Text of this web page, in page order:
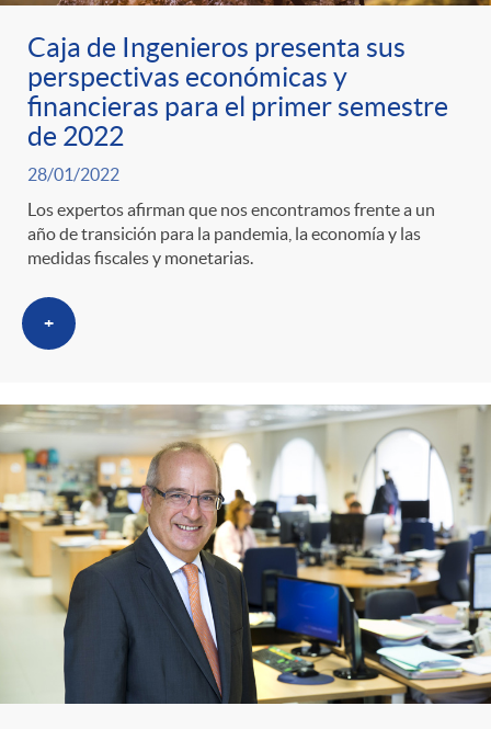
Caja de Ingenieros presenta sus
perspectivas económicas y
financieras para el primer semestre
de 2022
28/01/2022
Los expertos afirman que nos encontramos frente a un
año de transición para la pandemia, la economía y las
medidas fiscales y monetarias.
+